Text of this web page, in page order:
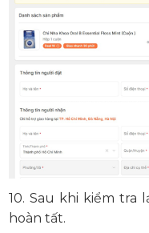
10. Sau khi kiểm tra
hoàn tất.